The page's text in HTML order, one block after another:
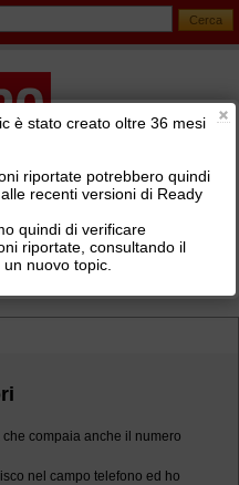
TECNICO GRATUITO>
e matricole, picking, corrieri e
(BRT, SDA, TNT, UPS, GLS, ...)
compaia anche il numero
nel campo telefono ed ho
è stato creato oltre 36 mesi
riportate potrebbero quindi
recenti versioni di Ready
quindi di verificare
riportate, consultando il
nuovo topic.